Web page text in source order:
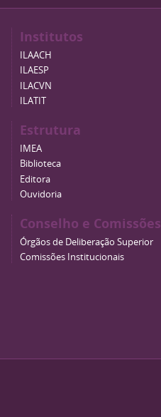
Institutos
ILAACH
ILAESP
ILACVN
ILATIT
Estrutura
IMEA
Biblioteca
Editora
Ouvidoria
Conselho e Comissões
Órgãos de Deliberação Superior
Comissões Institucionais